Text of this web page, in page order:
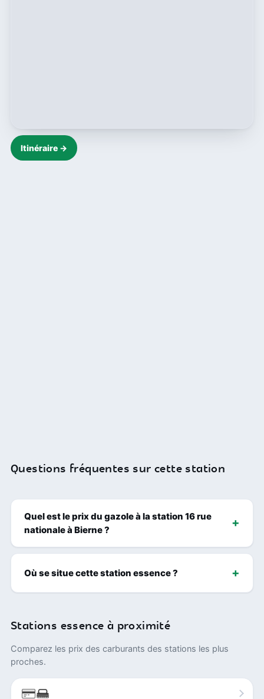
Itinéraire →
Questions fréquentes sur cette station
Quel est le prix du gazole à la station 16 rue
nationale à Bierne ?
Où se situe cette station essence ?
Stations essence à proximité
Comparez les prix des carburants des stations les plus
proches.